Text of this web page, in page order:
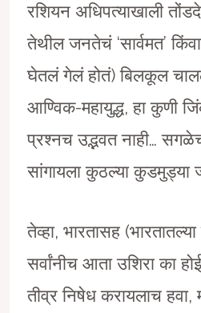
रशियन अधिपत्याखाली
तेथील जनतेचं ‘सार्वमत’
घेतलं गेलं होतं) बिलकूल
आण्विक-महायुद्ध, हा कुणी
प्रश्नच उद्भवत नाही…
सांगायला कुठल्या कुडमुड्या
तेव्हा, भारतासह (भारतातल्या
सर्वांनीच आता उशिरा का
तीव्र निषेध करायलाच हवा,